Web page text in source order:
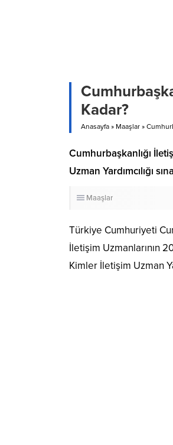
Kadar?
Anasayfa » Maaşlar »
Cumhurbaşkanlığı
Uzman Yardımcılığı
Maaşlar
Türkiye Cumhuriyeti
İletişim Uzmanlarının
Kimler İletişim Uzman